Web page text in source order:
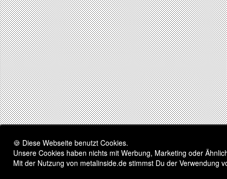
🍪 Diese Webseite benutzt Cookies.
Unsere Cookies haben nichts mit Werbung, Marketing oder
Mit der Nutzung von metalinside.de stimmst Du der Verwendung